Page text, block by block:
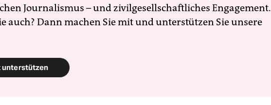
Journalismus – und zivilgesellschaftliches Engagement.
auch? Dann machen Sie mit und unterstützen Sie unsere